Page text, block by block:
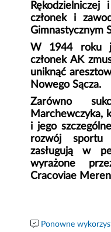
członek i
Gimnastycznym
W 1944 roku
członek AK
uniknąć
Nowego Sącza.
Zarówno
Marchewczyka,
i jego
rozwój
zasługują w
wyrażone
Cracoviae
Ponowne